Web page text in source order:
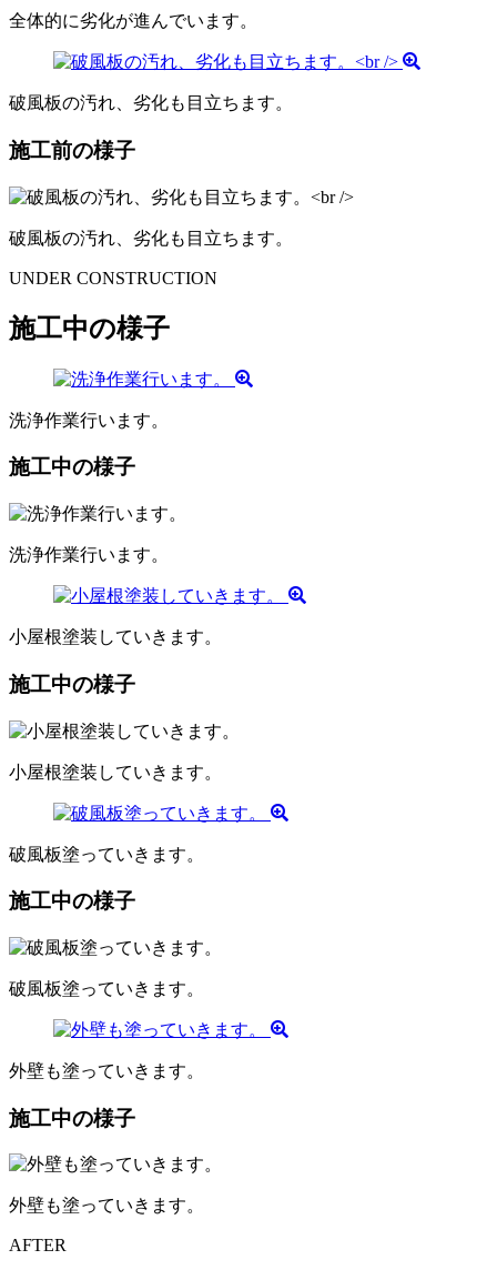
全体的に劣化が進んでいます。
破風板の汚れ、劣化も目立ちます。
施工前の様子
破風板の汚れ、劣化も目立ちます。
UNDER CONSTRUCTION
施工中の様子
洗浄作業行います。
施工中の様子
洗浄作業行います。
小屋根塗装していきます。
施工中の様子
小屋根塗装していきます。
破風板塗っていきます。
施工中の様子
破風板塗っていきます。
外壁も塗っていきます。
施工中の様子
外壁も塗っていきます。
AFTER